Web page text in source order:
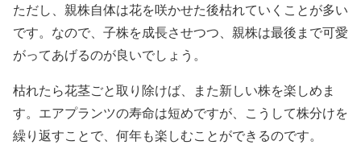
ただし、親株自体は花を咲かせた後枯れていくことが多い
です。なので、子株を成長させつつ、親株は最後まで可愛
がってあげるのが良いでしょう。
枯れたら花茎ごと取り除けば、また新しい株を楽しめま
す。エアプランツの寿命は短めですが、こうして株分けを
繰り返すことで、何年も楽しむことができるのです。